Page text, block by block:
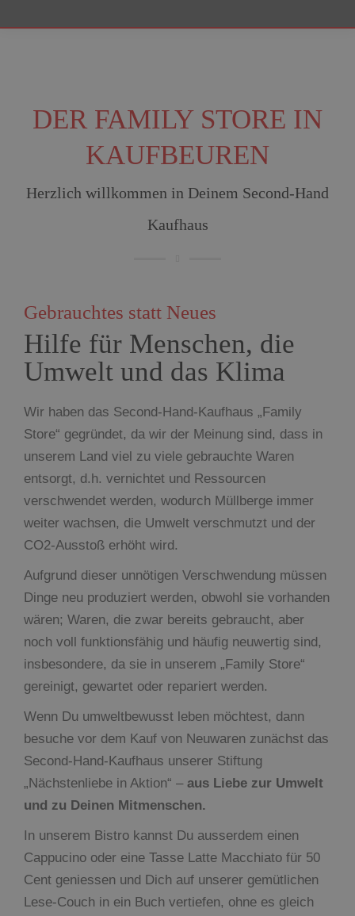
DER FAMILY STORE IN
KAUFBEUREN
Herzlich willkommen in Deinem Second-Hand
Kaufhaus
Gebrauchtes statt Neues
Hilfe für Menschen, die
Umwelt und das Klima
Wir haben das Second-Hand-Kaufhaus „Family
Store“ gegründet, da wir der Meinung sind, dass in
unserem Land viel zu viele gebrauchte Waren
entsorgt, d.h. vernichtet und Ressourcen
verschwendet werden, wodurch Müllberge immer
weiter wachsen, die Umwelt verschmutzt und der
CO2-Ausstoß erhöht wird.
Aufgrund dieser unnötigen Verschwendung müssen
Dinge neu produziert werden, obwohl sie vorhanden
wären; Waren, die zwar bereits gebraucht, aber
noch voll funktionsfähig und häufig neuwertig sind,
insbesondere, da sie in unserem „Family Store“
gereinigt, gewartet oder repariert werden.
Wenn Du umweltbewusst leben möchtest, dann
besuche vor dem Kauf von Neuwaren zunächst das
Second-Hand-Kaufhaus unserer Stiftung
„Nächstenliebe in Aktion“ – aus Liebe zur Umwelt
und zu Deinen Mitmenschen.
In unserem Bistro kannst Du ausserdem einen
Cappucino oder eine Tasse Latte Macchiato für 50
Cent geniessen und Dich auf unserer gemütlichen
Lese-Couch in ein Buch vertiefen, ohne es gleich